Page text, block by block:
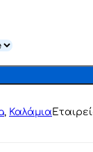
, Καλάμια